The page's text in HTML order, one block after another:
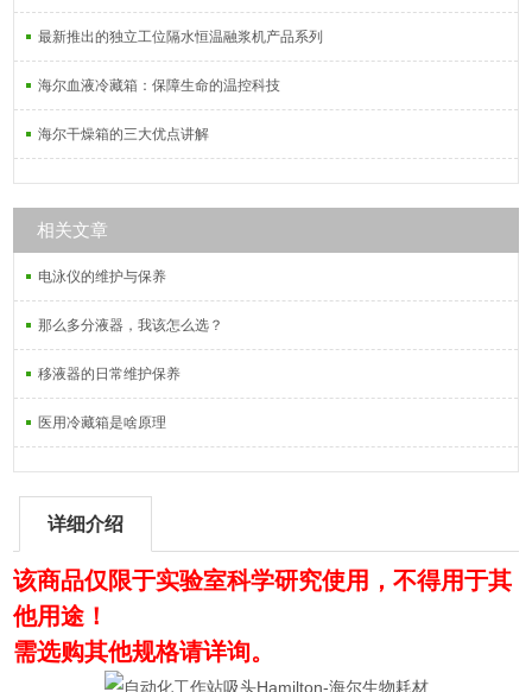
最新推出的独立工位隔水恒温融浆机产品系列
海尔血液冷藏箱：保障生命的温控科技
海尔干燥箱的三大优点讲解
相关文章
电泳仪的维护与保养
那么多分液器，我该怎么选？
移液器的日常维护保养
医用冷藏箱是啥原理
详细介绍
该商品仅限于实验室科学研究使用，不得用于其
他用途！
需选购其他规格请详询。